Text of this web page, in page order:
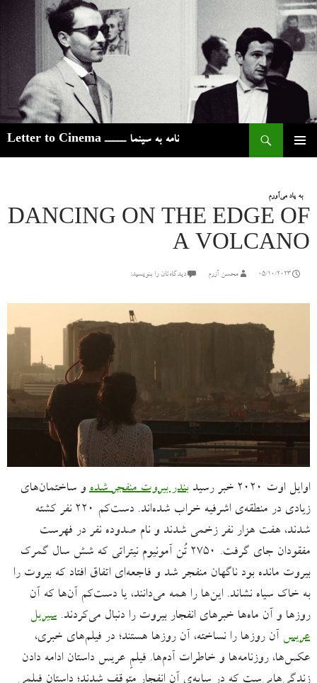
نامه به سینما ـــــ Letter to Cinema
به یاد می‌آورم
DANCING ON THE EDGE OF
A VOLCANO
05/10/2023 محسن آزرم دیدگاه‌تان را بنویسید:
اوایل اوت ۲۰۲۰ خبر رسید بندر بیروت منفجر شده و ساختمان‌های
زیادی در منطقه‌ی اشرفیه خراب شده‌اند. دست‌کم ۲۲۰ نفر کشته
شدند، هفت هزار نفر زخمی شدند و نام صدوده نفر ‌در فهرست
مفقودان جای گرفت. ۲۷۵۰ تُن آمونیوم نیتراتی که شش سال گمرک
بیروت مانده بود ناگهان منفجر شد و فاجعه‌ای اتفاق افتاد که بیروت را
به خاک سیاه نشاند. این‌ها را همه می‌دانند، یا دست‌کم آن‌ها که آن
روزها و آن ماه‌ها خبرهای انفجار بیروت را دنبال می‌کردند. سیریل
عریس آن روزها را نساخته، آن روزها هستند؛ در فیلم‌های خبری،
عکس‌ها، روزنامه‌ها و خاطرات‌ آدم‌ها. فیلمِ عریس داستان ادامه دادن